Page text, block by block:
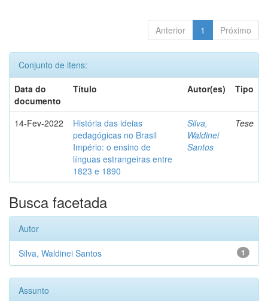
Anterior 1 Próximo
Conjunto de itens:
Data do
documento
Título Autor(es) Tipo
14-Fev-2022
História das ideias
pedagógicas no Brasil
Império: o ensino de
línguas estrangeiras entre
1823 e 1890
Silva,
Waldinei
Santos
Tese
Busca facetada
Autor
1
Silva, Waldinei Santos
Assunto